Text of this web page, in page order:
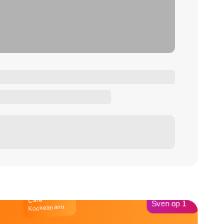
Café
Kockelmann Sven op 1